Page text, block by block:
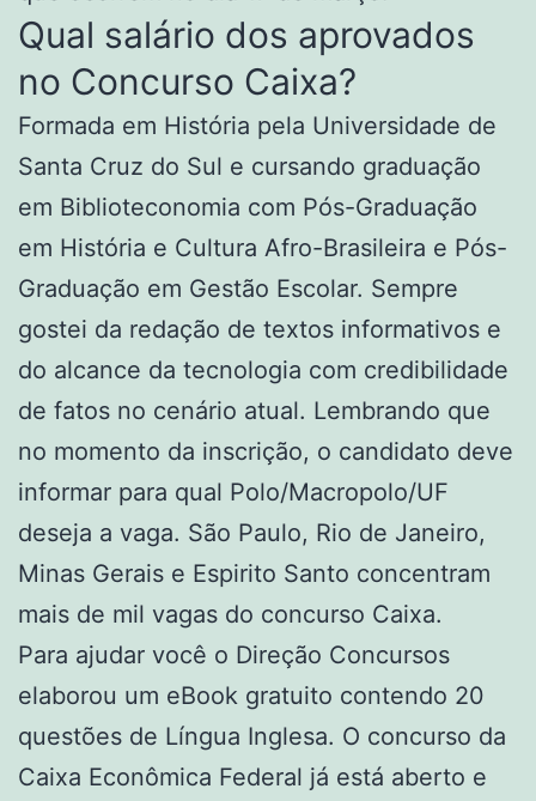
Qual salário dos aprovados
no Concurso Caixa?
Formada em História pela Universidade de
Santa Cruz do Sul e cursando graduação
em Biblioteconomia com Pós-Graduação
em História e Cultura Afro-Brasileira e Pós-
Graduação em Gestão Escolar. Sempre
gostei da redação de textos informativos e
do alcance da tecnologia com credibilidade
de fatos no cenário atual. Lembrando que
no momento da inscrição, o candidato deve
informar para qual Polo/Macropolo/UF
deseja a vaga. São Paulo, Rio de Janeiro,
Minas Gerais e Espirito Santo concentram
mais de mil vagas do concurso Caixa.
Para ajudar você o Direção Concursos
elaborou um eBook gratuito contendo 20
questões de Língua Inglesa. O concurso da
Caixa Econômica Federal já está aberto e